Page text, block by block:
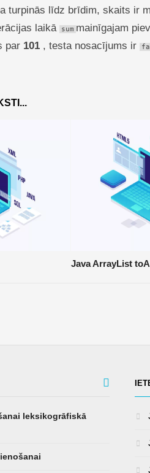
turpinās līdz brīdim, skaits ir
laikā
sum mainīgajam
par 101, testa nosacījums ir
Java ArrayList
leksikogrāfiskā